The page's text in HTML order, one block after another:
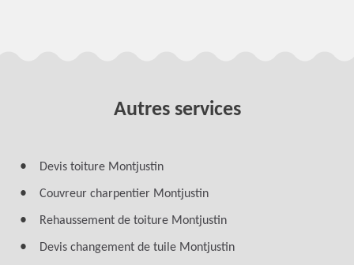
Autres services
Devis toiture Montjustin
Couvreur charpentier Montjustin
Rehaussement de toiture Montjustin
Devis changement de tuile Montjustin